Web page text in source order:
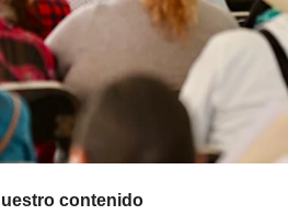
contenido